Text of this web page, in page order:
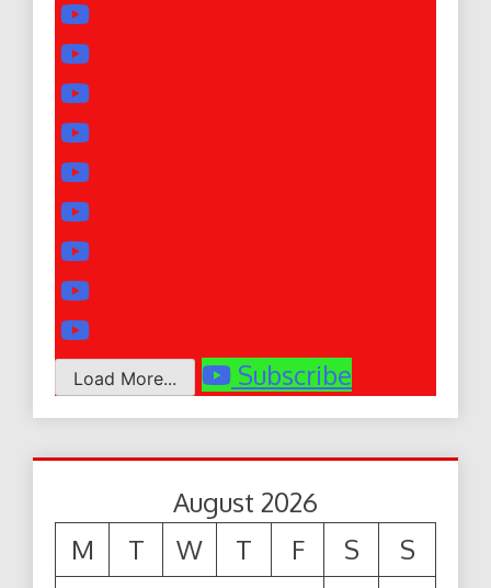
Load More... Subscribe
August 2026
M
T W T F S
S